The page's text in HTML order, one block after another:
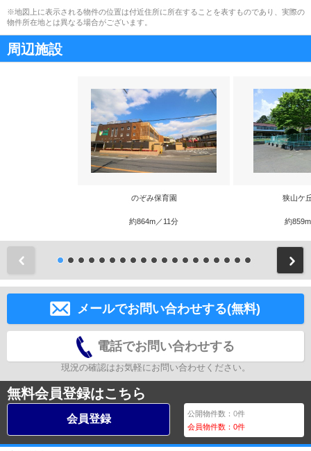
※地図上に表示される物件の位置は付近住所に所在することを表すものであり、実際の
物件所在地とは異なる場合がございます。
周辺施設
のぞみ保育園
約864m／11分
狭山ケ
約
メールでお問い合わせする(無料)
電話でお問い合わせする
現況の確認はお気軽にお問い合わせください。
無料会員登録はこちら
会員登録 公開物件数：0件
会員物件数：0件